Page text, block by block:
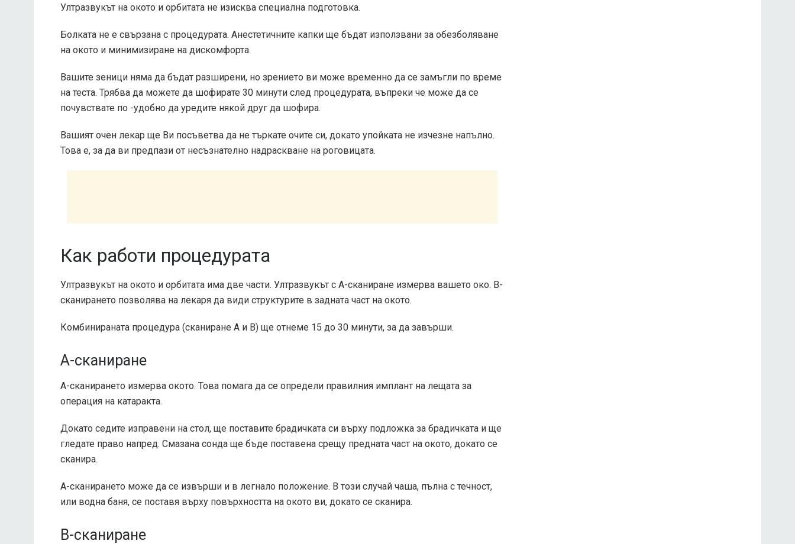
Ултразвукът на окото и орбитата не изисква специална подготовка.
Болката не е свързана с процедурата. Анестетичните капки ще бъдат използвани за обезболяване
на окото и минимизиране на дискомфорта.
Вашите зеници няма да бъдат разширени, но зрението ви може временно да се замъгли по време
на теста. Трябва да можете да шофирате 30 минути след процедурата, въпреки че може да се
почувствате по -удобно да уредите някой друг да шофира.
Вашият очен лекар ще Ви посъветва да не търкате очите си, докато упойката не изчезне напълно.
Това е, за да ви предпази от несъзнателно надраскване на роговицата.
Как работи процедурата
Ултразвукът на окото и орбитата има две части. Ултразвукът с A-сканиране измерва вашето око. В-
сканирането позволява на лекаря да види структурите в задната част на окото.
Комбинираната процедура (сканиране A и B) ще отнеме 15 до 30 минути, за да завърши.
A-сканиране
А-сканирането измерва окото. Това помага да се определи правилния имплант на лещата за
операция на катаракта.
Докато седите изправени на стол, ще поставите брадичката си върху подложка за брадичката и ще
гледате право напред. Смазана сонда ще бъде поставена срещу предната част на окото, докато се
сканира.
A-сканирането може да се извърши и в легнало положение. В този случай чаша, пълна с течност,
или водна баня, се поставя върху повърхността на окото ви, докато се сканира.
B-сканиране